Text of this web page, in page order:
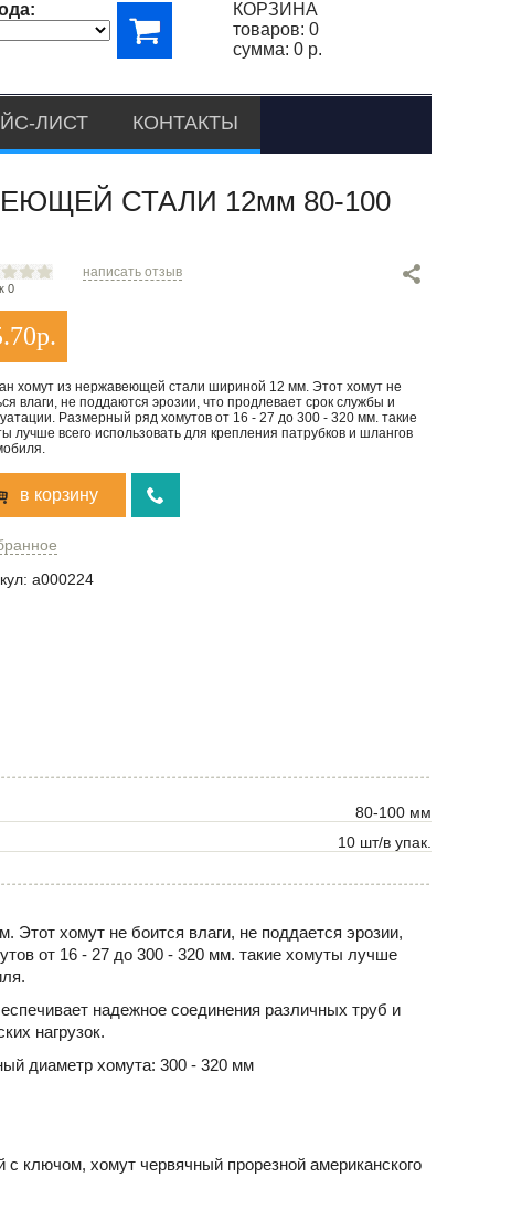
КОРЗИНА
товаров: 0
сумма: 0 р.
ЛИСТ КОНТАКТЫ
СТАЛИ 12мм 80-100
0
написать отзыв
р.
хомут из нержавеющей стали шириной 12 мм. Этот хомут не
влаги, не поддаются эрозии, что продлевает срок службы и
Размерный ряд хомутов от 16 - 27 до 300 - 320 мм. такие
лучше всего использовать для крепления патрубков и шлангов
в корзину
a000224
80-100 мм
10 шт/в упак.
Этот хомут не боится влаги, не поддается эрозии,
от 16 - 27 до 300 - 320 мм. такие хомуты лучше
надежное соединения различных труб и
нагрузок.
диаметр хомута: 300 - 320 мм
ключом, хомут червячный прорезной американского